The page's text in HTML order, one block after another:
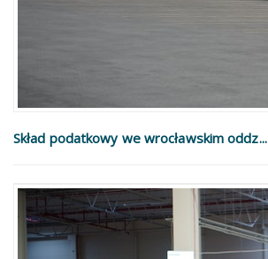
Skład podatkowy we wrocławskim oddz...